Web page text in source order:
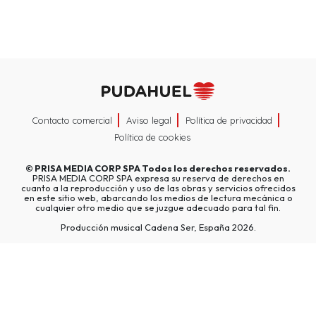
Contacto comercial Aviso legal
Política de privacidad
Política de cookies
© PRISA MEDIA CORP SPATodos los derechos reservados.
PRISA MEDIA CORP SPA expresa su reserva de derechos en
cuanto a la reproducción y uso de las obras y servicios ofrecidos
en este sitio web, abarcando los medios de lectura mecánica o
cualquier otro medio que se juzgue adecuado para tal fin.
Producción musical Cadena Ser, España 2026.